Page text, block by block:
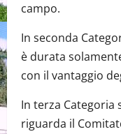
campo.
In seconda
è durata
con il vantaggio
In terza
riguarda il